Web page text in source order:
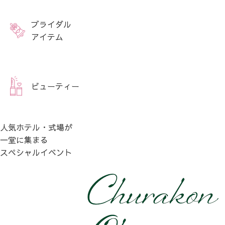
ブライダル
アイテム
ビューティー
人気ホテル・式場が
一堂に集まる
スペシャルイベント